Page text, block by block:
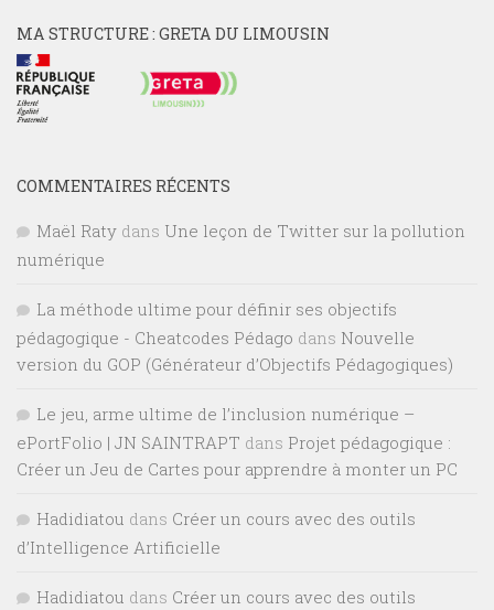
MA STRUCTURE : GRETA DU LIMOUSIN
COMMENTAIRES RÉCENTS
Maël Raty dans Une leçon de Twitter sur la pollution
numérique
La méthode ultime pour définir ses objectifs
pédagogique - Cheatcodes Pédago dans Nouvelle
version du GOP (Générateur d’Objectifs Pédagogiques)
Le jeu, arme ultime de l’inclusion numérique –
ePortFolio | JN SAINTRAPT dans Projet pédagogique :
Créer un Jeu de Cartes pour apprendre à monter un PC
Hadidiatou dans Créer un cours avec des outils
d’Intelligence Artificielle
Hadidiatou dans Créer un cours avec des outils